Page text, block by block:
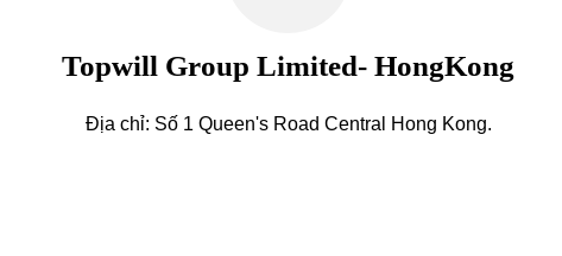
Topwill Group Limited- HongKong
Địa chỉ: Số 1 Queen's Road Central Hong Kong.